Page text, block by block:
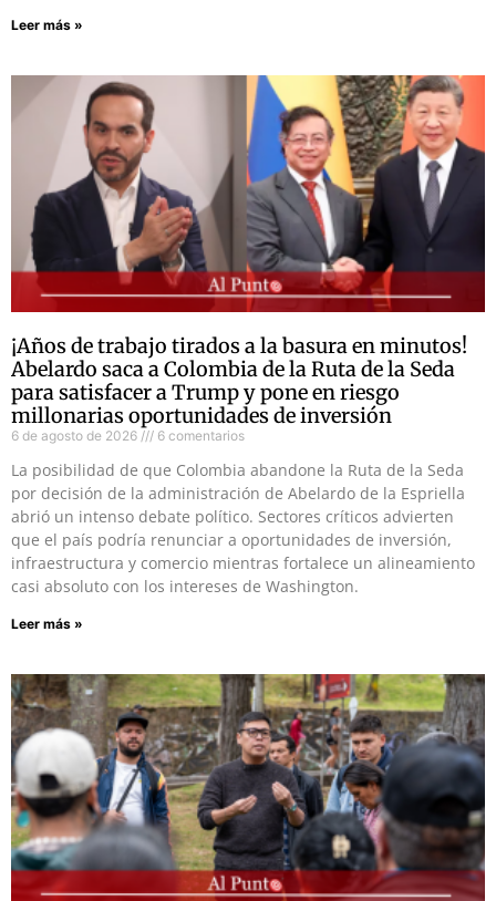
Leer más »
¡Años de trabajo tirados a la basura en minutos!
Abelardo saca a Colombia de la Ruta de la Seda
para satisfacer a Trump y pone en riesgo
millonarias oportunidades de inversión
6 de agosto de 2026 6 comentarios
La posibilidad de que Colombia abandone la Ruta de la Seda
por decisión de la administración de Abelardo de la Espriella
abrió un intenso debate político. Sectores críticos advierten
que el país podría renunciar a oportunidades de inversión,
infraestructura y comercio mientras fortalece un alineamiento
casi absoluto con los intereses de Washington.
Leer más »